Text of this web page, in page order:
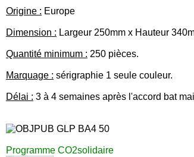
Origine : Europe
Dimension : Largeur 250mm x Hauteur
Quantité minimum : 250 pièces.
Marquage : sérigraphie 1 seule couleur.
Délai : 3 à 4 semaines après l'accord bat
Programme CO2solidaire